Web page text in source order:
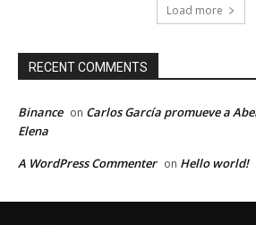
Load more
RECENT COMMENTS
Binance on Carlos García promueve a
Elena
A WordPress Commenter on Hello world!